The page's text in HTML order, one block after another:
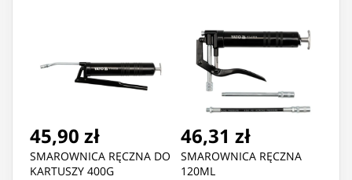
45,90 zł
SMAROWNICA RĘCZNA DO
KARTUSZY 400G
46,31 zł
SMAROWNICA RĘCZNA
120ML